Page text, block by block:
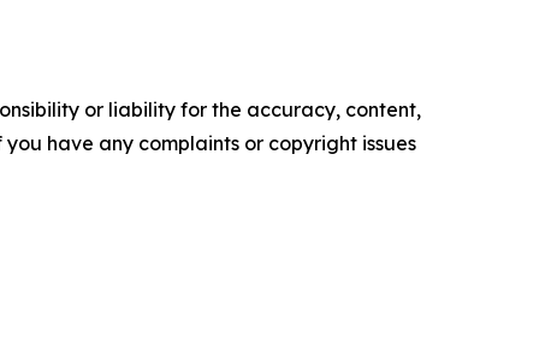
or liability for the accuracy, content,
have any complaints or copyright issues